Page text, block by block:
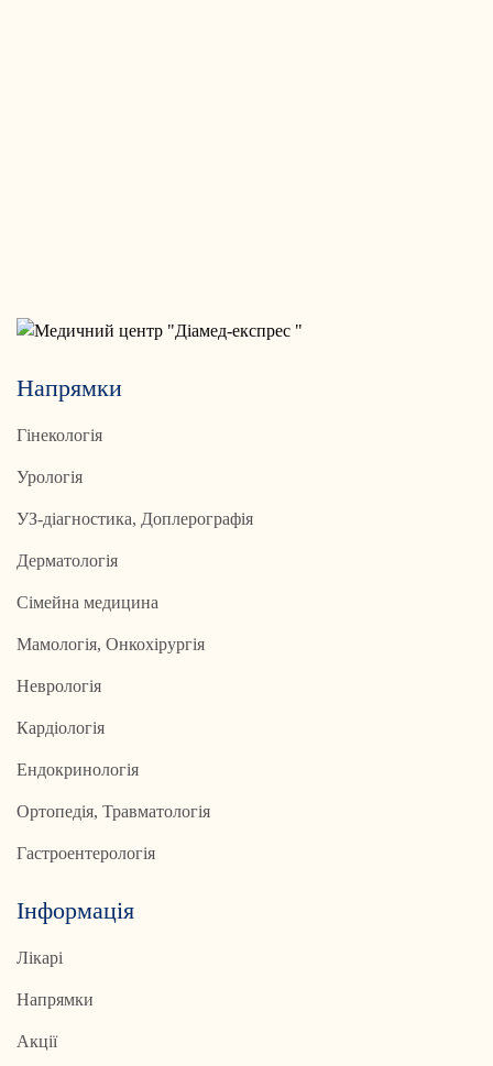
Напрямки
Гінекологія
Урологія
УЗ-діагностика, Доплерографія
Дерматологія
Сімейна медицина
Мамологія, Онкохірургія
Неврологія
Кардіологія
Ендокринологія
Ортопедія, Травматологія
Гастроентерологія
Інформація
Лікарі
Напрямки
Акції